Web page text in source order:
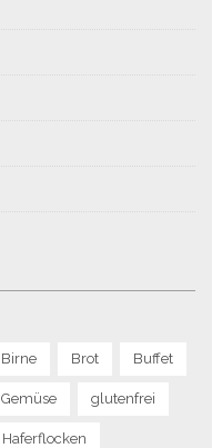
Birne Brot Buffet
Gemüse glutenfrei
Haferflocken